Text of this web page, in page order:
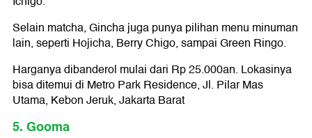
Selain matcha, Gincha juga punya pilihan menu minuman
lain, seperti Hojicha, Berry Chigo, sampai Green Ringo.
Harganya dibanderol mulai dari Rp 25.000an. Lokasinya
bisa ditemui di Metro Park Residence, Jl. Pilar Mas
Utama, Kebon Jeruk, Jakarta Barat
5. Gooma